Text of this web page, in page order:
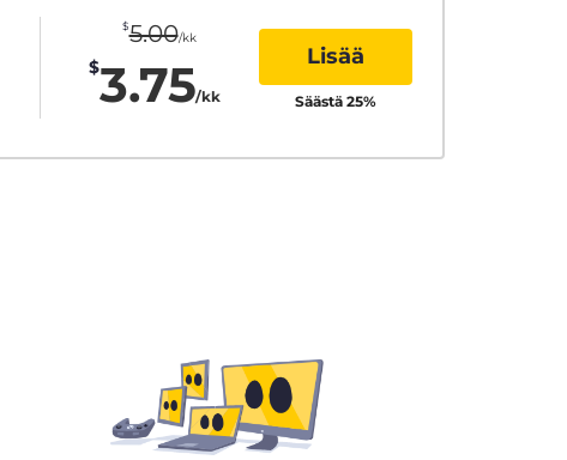
$5.00/kk
$3.75/kk
Lisää
Säästä 25%